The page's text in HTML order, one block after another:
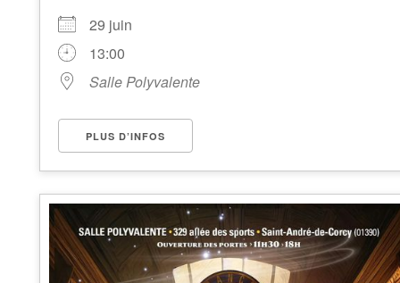
29 juin
13:00
Salle Polyvalente
PLUS D’INFOS